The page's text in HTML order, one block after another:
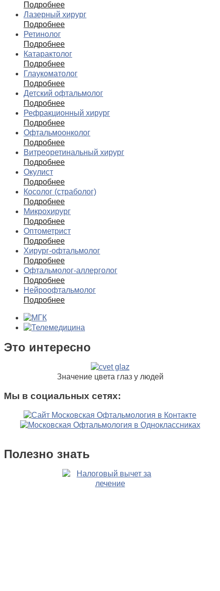
Подробнее
Лазерный хирург
Подробнее
Ретинолог
Подробнее
Катарактолог
Подробнее
Глаукоматолог
Подробнее
Детский офтальмолог
Подробнее
Рефракционный хирург
Подробнее
Офтальмоонколог
Подробнее
Витреоретинальный хирург
Подробнее
Окулист
Подробнее
Косолог (страболог)
Подробнее
Микрохирург
Подробнее
Оптометрист
Подробнее
Хирург-офтальмолог
Подробнее
Офтальмолог-аллерголог
Подробнее
Нейроофтальмолог
Подробнее
Это интересно
Значение цвета глаз у людей
Мы в социальных сетях:
Полезно знать